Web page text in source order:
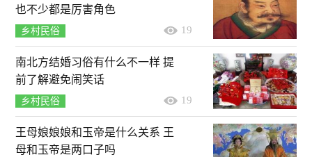
也不少都是厉害角色
乡村民俗 19
南北方结婚习俗有什么不一样 提
前了解避免闹笑话
乡村民俗 19
王母娘娘娘和玉帝是什么关系 王
母和玉帝是两口子吗